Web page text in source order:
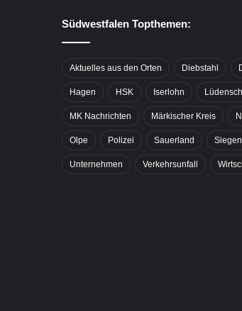
Südwestfalen Topthemen:
Aktuelles aus den Orten Diebstahl
Hagen HSK Iserlohn
MK Nachrichten Märkischer Kreis
Olpe Polizei Sauerland Siegen
Unternehmen Verkehrsunfall